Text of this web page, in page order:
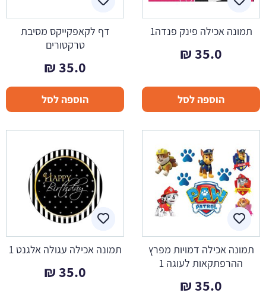
תמונה אכילה פינק פנדה1
35.0
₪
הוספה לסל
דף לקאפקייקס מסיבת
טרקטורים
35.0
₪
הוספה לסל
תמונה אכילה דמויות מפרץ
ההרפתקאות לעוגה 1
35.0
₪
תמונה אכילה עגולה אלגנט 1
35.0
₪